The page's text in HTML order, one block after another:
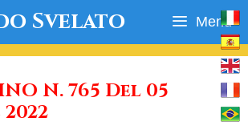
Svelato Menu
N. 765 Del 05